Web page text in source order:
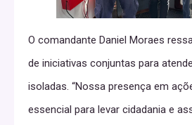
O comandante Daniel Moraes
de iniciativas conjuntas para
isoladas. “Nossa presença em
essencial para levar cidadania e